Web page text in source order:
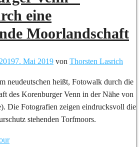
eine
Moorlandschaft
7. Mai 2019 von Thorsten Lasrich
neudeutschen heißt, Fotowalk durch die
des Korenburger Venn in der Nähe von
Die Fotografien zeigen eindrucksvoll die
stehenden Torfmoors.